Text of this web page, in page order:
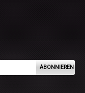
ABONNIEREN